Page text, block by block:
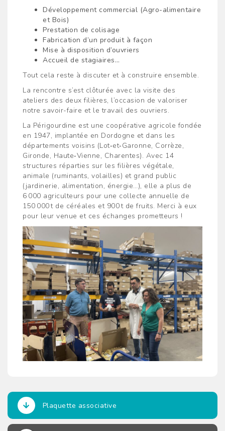
Développement commercial (Agro-alimentaire
et Bois)
Prestation de colisage
Fabrication d’un produit à façon
Mise à disposition d’ouvriers
Accueil de stagiaires…
Tout cela reste à discuter et à construire ensemble.
La rencontre s’est clôturée avec la visite des
ateliers des deux filières, l’occasion de valoriser
notre savoir-faire et le travail des ouvriers.
La Périgourdine est une coopérative agricole fondée
en 1947, implantée en Dordogne et dans les
départements voisins (Lot‑et‑Garonne, Corrèze,
Gironde, Haute‑Vienne, Charentes). Avec 14
structures réparties sur les filières végétale,
animale (ruminants, volailles) et grand public
(jardinerie, alimentation, énergie…), elle a plus de
6 000 agriculteurs pour une collecte annuelle de
150 000 t de céréales et 900 t de fruits. Merci à eux
pour leur venue et ces échanges prometteurs !
Plaquette associative